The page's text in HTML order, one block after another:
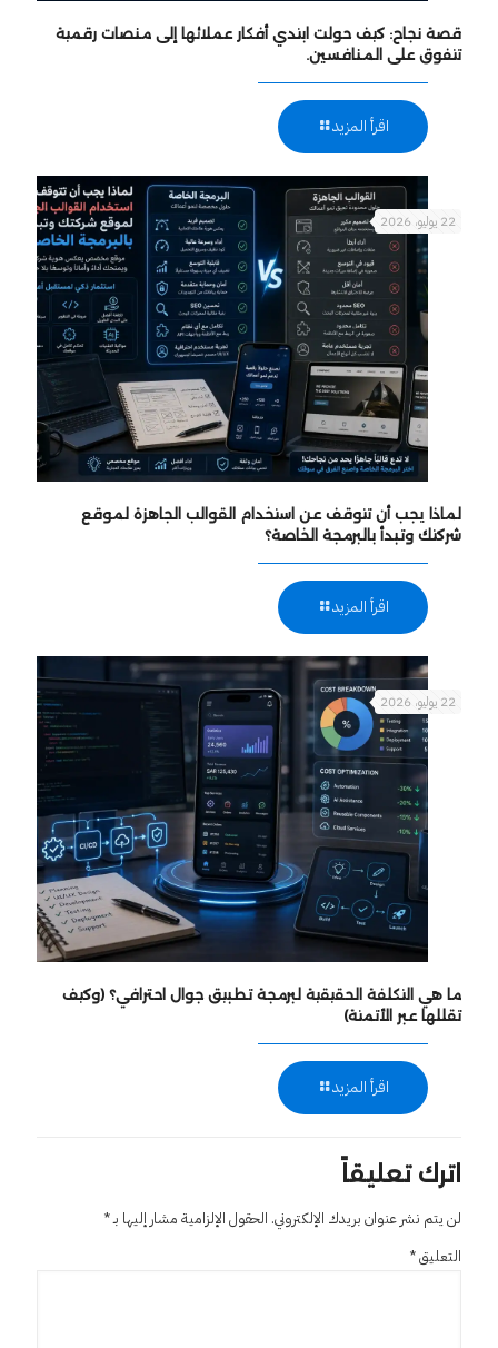
قصة نجاح: كيف حولت ابتدي أفكار عملائها إلى منصات رقمية
تتفوق على المنافسين.
اقرأ المزيد
22 يوليو، 2026
لماذا يجب أن تتوقف عن استخدام القوالب الجاهزة لموقع
شركتك وتبدأ بالبرمجة الخاصة؟
اقرأ المزيد
22 يوليو، 2026
ما هي التكلفة الحقيقية لبرمجة تطبيق جوال احترافي؟ (وكيف
تقللها عبر الأتمتة)
اقرأ المزيد
اترك تعليقاً
لن يتم نشر عنوان بريدك الإلكتروني. الحقول الإلزامية مشار إليها بـ*
التعليق*